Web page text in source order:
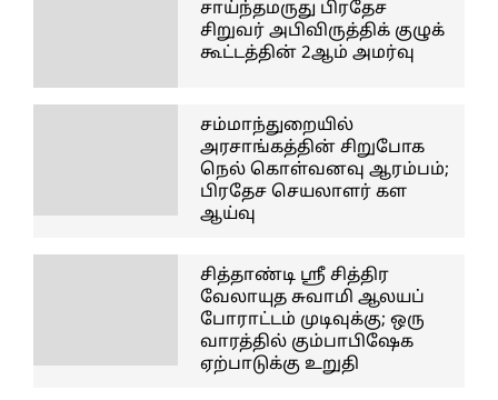
சாய்ந்தமருது பிரதேச
சிறுவர் அபிவிருத்திக் குழுக்
கூட்டத்தின் 2ஆம் அமர்வு
சம்மாந்துறையில்
அரசாங்கத்தின் சிறுபோக
நெல் கொள்வனவு ஆரம்பம்;
பிரதேச செயலாளர் கள
ஆய்வு
சித்தாண்டி ஸ்ரீ சித்திர
வேலாயுத சுவாமி ஆலயப்
போராட்டம் முடிவுக்கு; ஒரு
வாரத்தில் கும்பாபிஷேக
ஏற்பாடுக்கு உறுதி